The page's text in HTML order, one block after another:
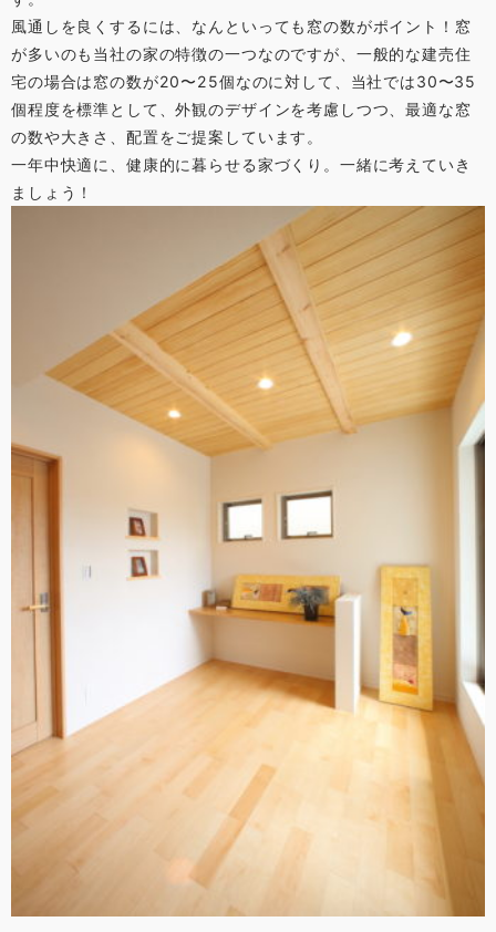
風通しを良くするには、なんといっても窓の数がポイント！窓
が多いのも当社の家の特徴の一つなのですが、一般的な建売住
宅の場合は窓の数が20〜25個なのに対して、当社では30〜35
個程度を標準として、外観のデザインを考慮しつつ、最適な窓
の数や大きさ、配置をご提案しています。
一年中快適に、健康的に暮らせる家づくり。一緒に考えていき
ましょう！